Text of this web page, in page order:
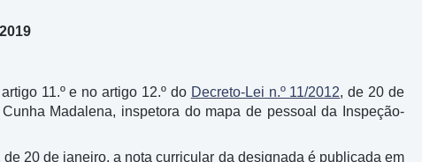
11.º e no artigo 12.º do Decreto-Lei n.º 11/2012, de 20 de
Madalena, inspetora do mapa de pessoal da Inspeção-
de 20 de janeiro, a nota curricular da designada é publicada em